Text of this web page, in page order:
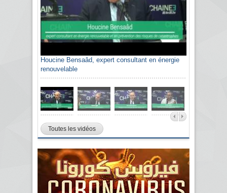
Houcine Bensaâd, expert consultant en énergie
renouvelable
Toutes les vidéos